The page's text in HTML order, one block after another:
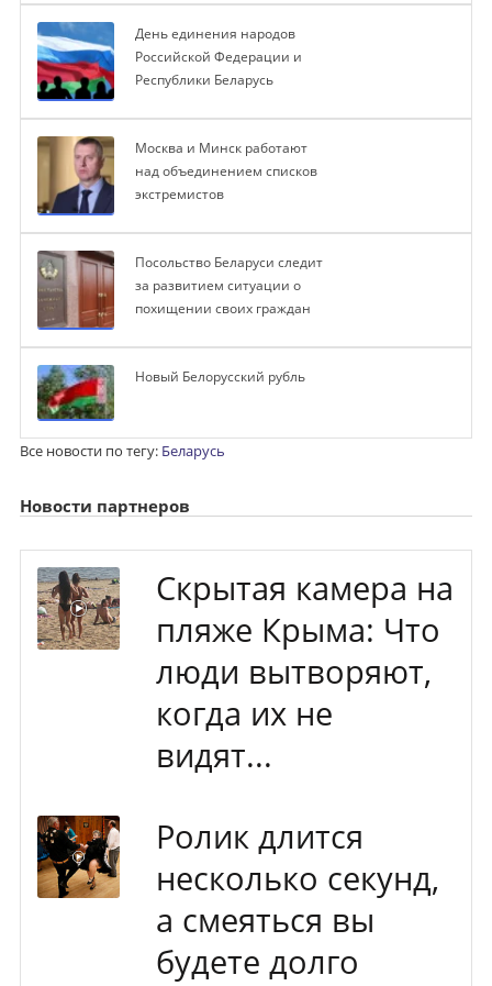
День единения народов
Российской Федерации и
Республики Беларусь
Москва и Минск работают
над объединением списков
экстремистов
Посольство Беларуси следит
за развитием ситуации о
похищении своих граждан
Новый Белорусский рубль
Все новости по тегу: Беларусь
Новости партнеров
Скрытая камера на
пляже Крыма: Что
люди вытворяют,
когда их не
видят...
Ролик длится
несколько секунд,
а смеяться вы
будете долго